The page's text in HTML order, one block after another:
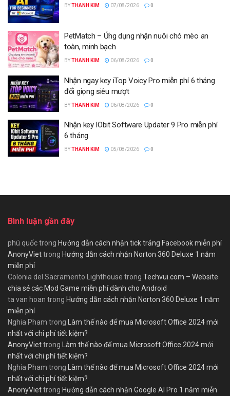
BYTHANH KIM 07/08/2026 0
PetMatch – Ứng dụng nhận nuôi chó mèo an
toàn, minh bạch
BYTHANH KIM 06/08/2026 0
Nhận ngay key iTop Voicy Pro miễn phí 6 tháng
đổi giọng siêu mượt
BYTHANH KIM 06/08/2026 0
Nhận key IObit Software Updater 9 Pro miễn phí
6 tháng
BYTHANH KIM 05/08/2026 0
Bình luận gần đây
phú quốctrong Hướng dẫn cách nhận tick trắng Facebook miễn phí
AnonyViettrong Hướng dẫn cách nhận Norton 360 Deluxe 1 năm
miễn phí
Colonia del Sacramento Lighthouse trong Techvui.com – Website
chia sẻ các Mod Game miễn phí dành cho Android
ta van hoan trong Hướng dẫn cách nhận Norton 360 Deluxe 1 năm
miễn phí
Nghia Pham trong Làm thế nào để mua Microsoft Office 2024 mới
nhất với chi phí tiết kiệm?
AnonyViettrong Làm thế nào để mua Microsoft Office 2024 mới
nhất với chi phí tiết kiệm?
Nghia Pham trong Làm thế nào để mua Microsoft Office 2024 mới
nhất với chi phí tiết kiệm?
AnonyViettrong Hướng dẫn cách nhận Google AI Pro 1 năm miễn